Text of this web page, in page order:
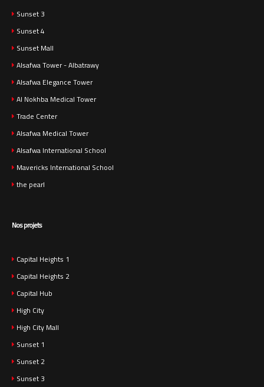
Sunset 3
Sunset 4
Sunset Mall
Alsafwa Tower - Albatrawy
Alsafwa Elegance Tower
Al Nokhba Medical Tower
Trade Center
Alsafwa Medical Tower
Alsafwa International School
Mavericks International School
the pearl
Nos projets
Capital Heights 1
Capital Heights 2
Capital Hub
High City
High City Mall
Sunset 1
Sunset 2
Sunset 3